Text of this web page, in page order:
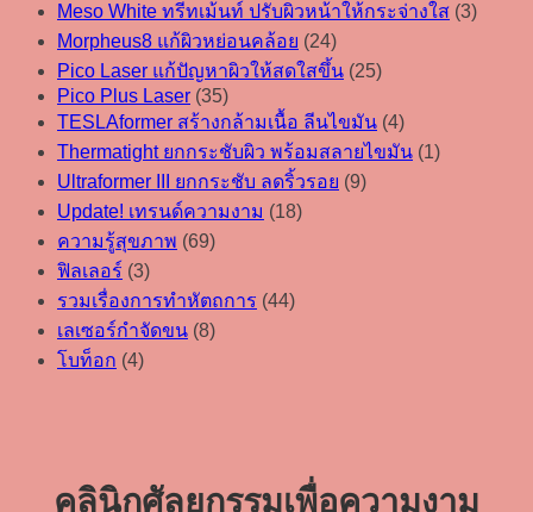
Meso White ทรีทเม้นท์ ปรับผิวหน้าให้กระจ่างใส (3)
Morpheus8 แก้ผิวหย่อนคล้อย (24)
Pico Laser แก้ปัญหาผิวให้สดใสขึ้น (25)
Pico Plus Laser (35)
TESLAformer สร้างกล้ามเนื้อ ลีนไขมัน (4)
Thermatight ยกกระชับผิว พร้อมสลายไขมัน (1)
Ultraformer III ยกกระชับ ลดริ้วรอย (9)
Update! เทรนด์ความงาม (18)
ความรู้สุขภาพ (69)
ฟิลเลอร์ (3)
รวมเรื่องการทำหัตถการ (44)
เลเซอร์กำจัดขน (8)
โบท็อก (4)
คลินิกศัลยกรรมเพื่อความงาม